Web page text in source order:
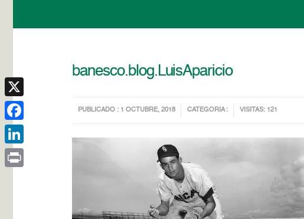
banesco.blog.LuisAparicio
PUBLICADO : 1 OCTUBRE, 2018 CATEGORIA : VISITAS: 121
X
Facebook
LinkedIn